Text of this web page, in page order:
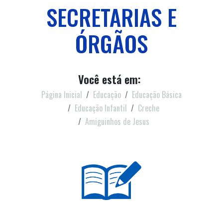
SECRETARIAS E
ÓRGÃOS
Você está em:
Página Inicial Educação
Educação Básica
Educação Infantil
Creche
Amiguinhos de Jesus